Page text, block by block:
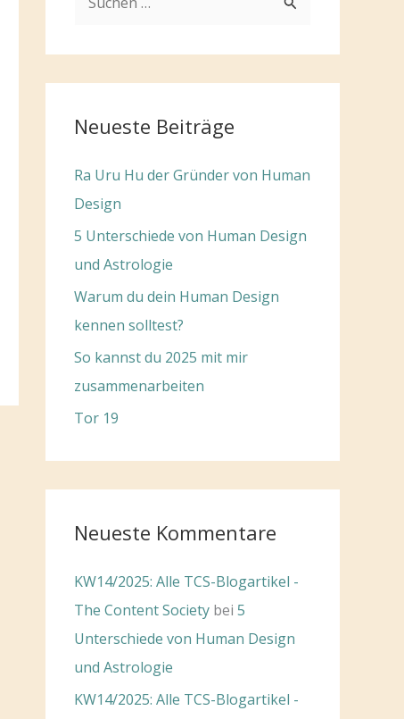
c
h
n
Neueste Beiträge
Ra Uru Hu der Gründer von Human
Design
5 Unterschiede von Human Design
und Astrologie
Warum du dein Human Design
kennen solltest?
So kannst du 2025 mit mir
zusammenarbeiten
Tor 19
Neueste Kommentare
KW14/2025: Alle TCS-Blogartikel -
The Content Society bei 5
Unterschiede von Human Design
und Astrologie
KW14/2025: Alle TCS-Blogartikel -